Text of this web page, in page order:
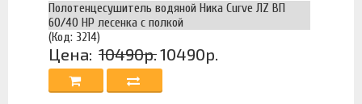
Полотенцесушитель водяной Ника Curve ЛZ ВП
60/40 НР лесенка с полкой
(Код: 3214)
Цена: 10490р.10490р.